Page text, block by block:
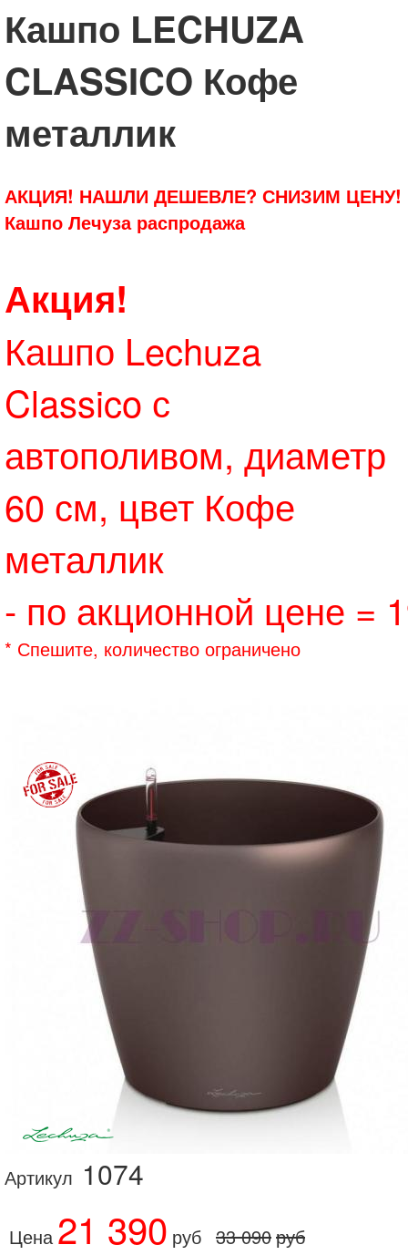
Кашпо LECHUZA
CLASSICO Кофе
металлик
АКЦИЯ! НАШЛИ ДЕШЕВЛЕ? СНИЗИМ ЦЕНУ!
Кашпо Лечуза распродажа
Акция!
Кашпо Lechuza
Classico с
автополивом, диаметр
60 см, цвет Кофе
металлик
- по акционной цене =
* Спешите, количество ограничено
Артикул 1074
Цена 21 390 руб 33 090руб